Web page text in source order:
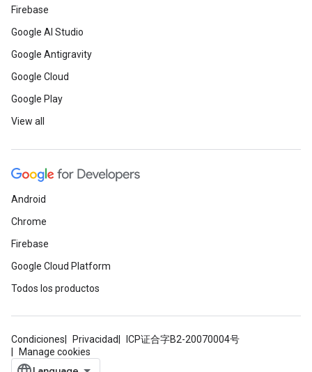
Firebase
Google AI Studio
Google Antigravity
Google Cloud
Google Play
View all
Android
Chrome
Firebase
Google Cloud Platform
Todos los productos
Condiciones Privacidad
ICP证合字B2-20070004号
Manage cookies